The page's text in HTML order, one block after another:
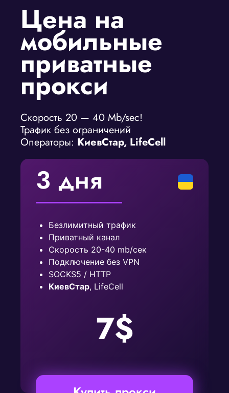
Цена на
мобильные
приватные
прокси
Скорость 20 — 40 Mb/sec!
Трафик без ограничений
Операторы: КиевСтар, LifeCell
3 дня
Безлимитный трафик
Приватный канал
Скорость 20-40 mb/сек
Подключение без VPN
SOCKS5 / HTTP
КиевСтар, LifeCell
7$